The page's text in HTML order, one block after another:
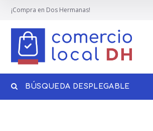
¡Compra en Dos Hermanas!
BÚSQUEDA DESPLEGABLE